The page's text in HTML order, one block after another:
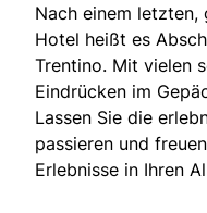
Nach einem letzten,
Hotel heißt es
Trentino. Mit vielen
Eindrücken im
Lassen Sie die
passieren und
Erlebnisse in Ihren